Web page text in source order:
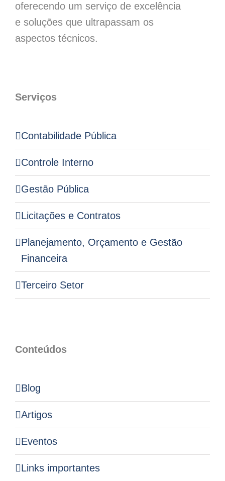
oferecendo um serviço de excelência
e soluções que ultrapassam os
aspectos técnicos.
Serviços
Contabilidade Pública
Controle Interno
Gestão Pública
Licitações e Contratos
Planejamento, Orçamento e Gestão
Financeira
Terceiro Setor
Conteúdos
Blog
Artigos
Eventos
Links importantes